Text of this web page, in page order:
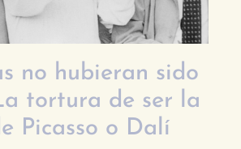
no hubieran sido
tortura de ser la
Picasso o Dalí